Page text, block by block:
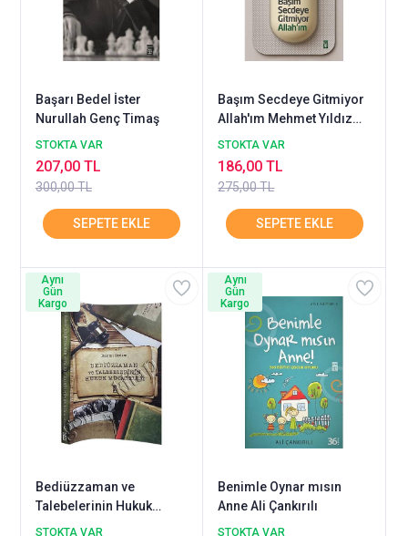
Başarı Bedel İster
Nurullah Genç Timaş
STOKTA VAR
300,00 TL
207,00 TL
Başım Secdeye Gitmiyor
Allah'ım Mehmet Yıldız
Timaş
STOKTA VAR
275,00 TL
186,00 TL
Bediüzzaman ve
Talebelerinin Hukuk
Mücadelesi
STOKTA VAR
Aynı
Gün
Kargo
Benimle Oynar mısın
Anne Ali Çankırılı
STOKTA VAR
Aynı
Gün
Kargo